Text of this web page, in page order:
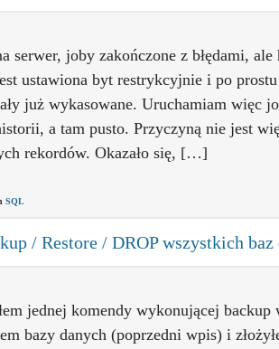
serwer, joby zakończone z błędami,
ustawiona byt restrykcyjnie i po
już wykasowane. Uruchamiam więc
a tam pusto. Przyczyną nie jest
rekordów. Okazało się, […]
SQL
/ Restore / DROP wszystkich
jednej komendy wykonującej
bazy danych (poprzedni wpis) i